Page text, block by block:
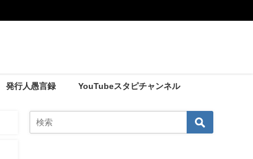
発行人愚言録 YouTubeスタピチャンネル